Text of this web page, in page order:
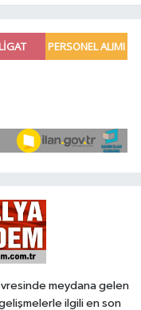
meydana gelen
ilgili en son